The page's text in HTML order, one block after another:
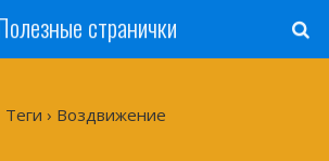
странички
Теги › Воздвижение